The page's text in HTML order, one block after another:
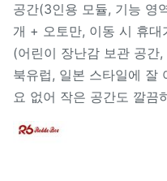
공간(3인용 모듈, 기능 영
개 + 오토만, 이동 시 휴
(어린이 장난감 보관 공간
북유럽, 일본 스타일에 잘
요 없어 작은 공간도 깔끔